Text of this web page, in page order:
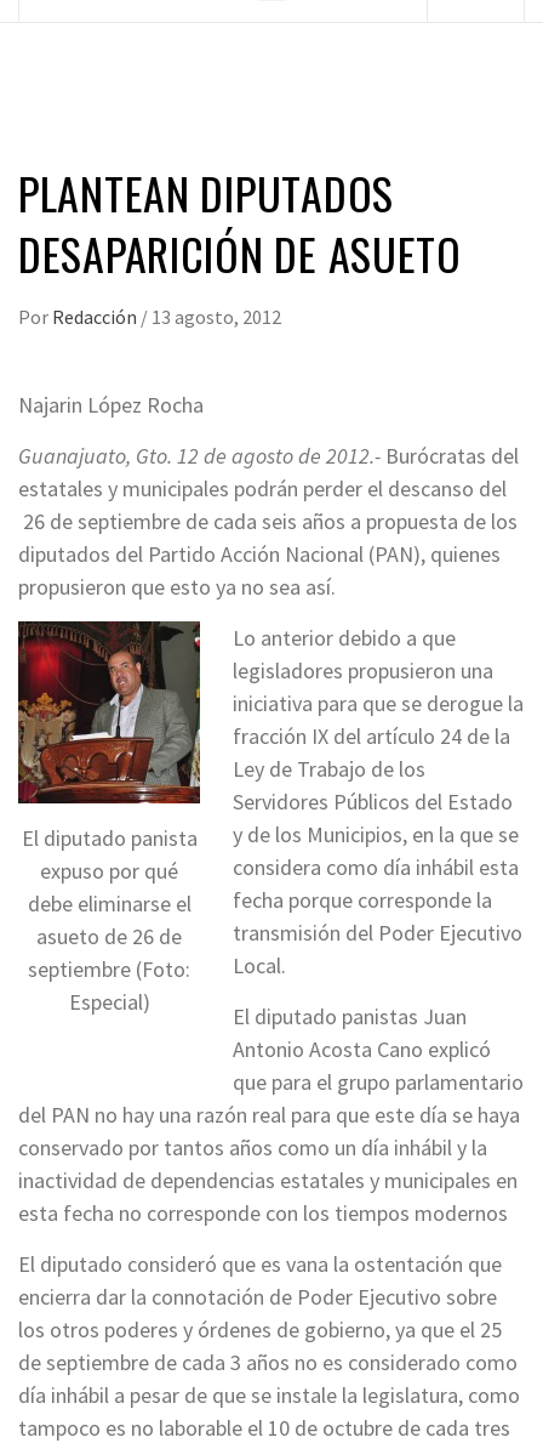
PLANTEAN DIPUTADOS
DESAPARICIÓN DE ASUETO
Por Redacción / 13 agosto, 2012
Najarin López Rocha
Guanajuato, Gto. 12 de agosto de 2012.- Burócratas del
estatales y municipales podrán perder el descanso del
26 de septiembre de cada seis años a propuesta de los
diputados del Partido Acción Nacional (PAN), quienes
propusieron que esto ya no sea así.
El diputado panista
expuso por qué
debe eliminarse el
asueto de 26 de
septiembre (Foto:
Especial)
Lo anterior debido a que
legisladores propusieron una
iniciativa para que se derogue la
fracción IX del artículo 24 de la
Ley de Trabajo de los
Servidores Públicos del Estado
y de los Municipios, en la que se
considera como día inhábil esta
fecha porque corresponde la
transmisión del Poder Ejecutivo
Local.
El diputado panistas Juan
Antonio Acosta Cano explicó
que para el grupo parlamentario
del PAN no hay una razón real para que este día se haya
conservado por tantos años como un día inhábil y la
inactividad de dependencias estatales y municipales en
esta fecha no corresponde con los tiempos modernos
El diputado consideró que es vana la ostentación que
encierra dar la connotación de Poder Ejecutivo sobre
los otros poderes y órdenes de gobierno, ya que el 25
de septiembre de cada 3 años no es considerado como
día inhábil a pesar de que se instale la legislatura, como
tampoco es no laborable el 10 de octubre de cada tres